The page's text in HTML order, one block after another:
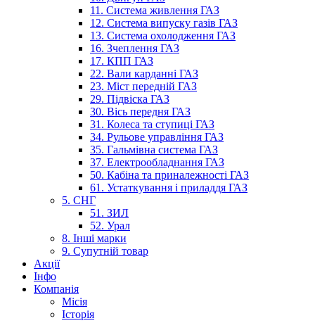
11. Система живлення ГАЗ
12. Система випуску газів ГАЗ
13. Система охолодження ГАЗ
16. Зчеплення ГАЗ
17. КПП ГАЗ
22. Вали карданні ГАЗ
23. Міст передній ГАЗ
29. Підвіска ГАЗ
30. Вісь передня ГАЗ
31. Колеса та ступиці ГАЗ
34. Рульове управління ГАЗ
35. Гальмівна система ГАЗ
37. Електрообладнання ГАЗ
50. Кабіна та приналежності ГАЗ
61. Устаткування і приладдя ГАЗ
5. СНГ
51. ЗИЛ
52. Урал
8. Інші марки
9. Супутній товар
Акції
Інфо
Компанія
Місія
Історія